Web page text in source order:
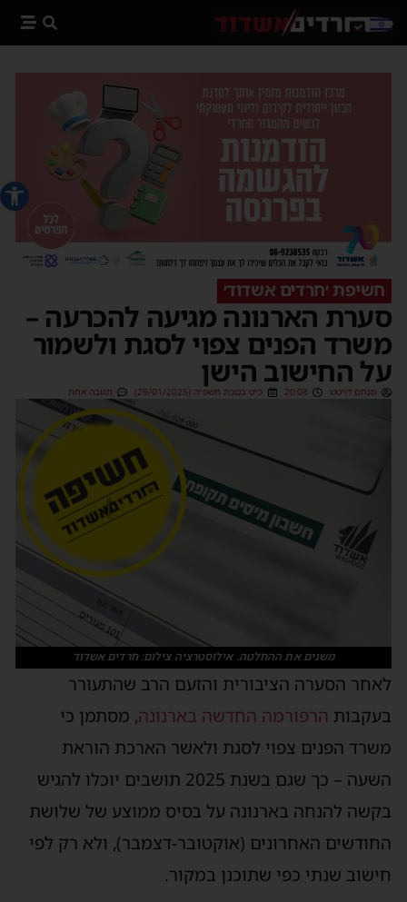
פתח
חשיפת ׳חרדים אשדוד׳
סערת הארנונה מגיעה להכרעה –
משרד הפנים צפוי לסגת ולשמור
על החישוב הישן
מנחם דויטש 20:08 כ״ט בטבת תשפ״ה (29/01/2025) תגובה אחת
משנים את ההחלטה. אילוסטרציה צילום: חרדים אשדוד
לאחר הסערה הציבורית והזעם הרב שהתעורר
בעקבות הרפורמה החדשה בארנונה, מסתמן כי
משרד הפנים צפוי לסגת ולאשר הארכת הוראת
השעה – כך שגם בשנת 2025 תושבים יוכלו להגיש
בקשה להנחה בארנונה על בסיס ממוצע של שלושת
החודשים האחרונים (אוקטובר-דצמבר), ולא רק לפי
חישוב שנתי כפי שתוכנן במקור.